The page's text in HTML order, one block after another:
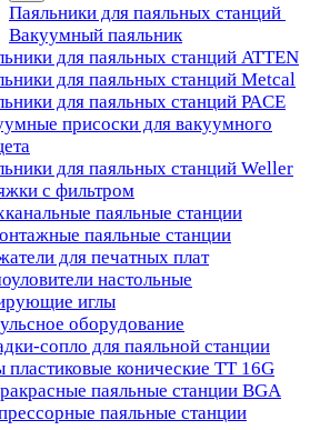
Паяльники для паяльных станций
Вакуумный паяльник
для паяльных станций ATTEN
для паяльных станций Metcal
для паяльных станций PACE
присоски для вакуумного
для паяльных станций Weller
с фильтром
паяльные станции
паяльные станции
для печатных плат
настольные
иглы
оборудование
сопло для паяльной станции
пластиковые конические TT 16G
паяльные станции BGA
паяльные станции